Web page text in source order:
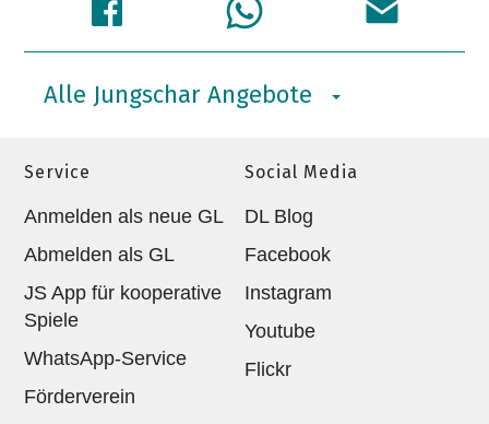
Alle Jungschar Angebote
Service
Anmelden als neue GL
Abmelden als GL
JS App für kooperative
Spiele
WhatsApp-Service
Förderverein
Social Media
DL Blog
Facebook
Instagram
Youtube
Flickr